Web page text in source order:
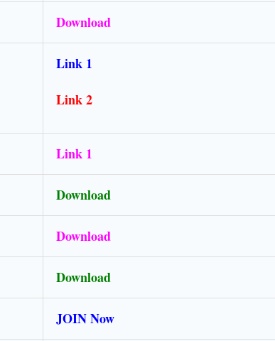
Download
Link 1
Link 2
Link 1
Download
Download
Download
JOIN Now